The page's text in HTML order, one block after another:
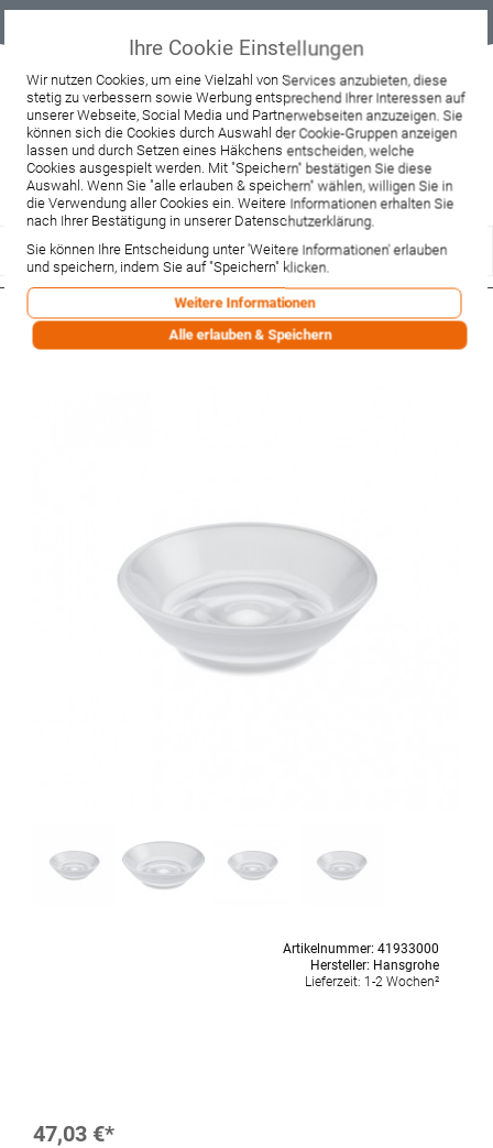
Beratung & Verkauf
+49 37467 66944
Montag - Freitag:
10:00 - 12:00 Uhr
13:00 - 16:00 Uhr
Samstag:
9:00 - 12:00 Uhr
Lieferzeitanfrage Widerruf
Hansgrohe Seifenschale Axor
Terrano (nur Glas) (41933000)
Artikelnummer: 41933000
Hersteller: Hansgrohe
Lieferzeit: 1-2 Wochen²
47,03 €
Ihre Cookie Einstellungen
Wir nutzen Cookies, um eine Vielzahl von Services anzubieten, diese
stetig zu verbessern sowie Werbung entsprechend Ihrer Interessen auf
unserer Webseite, Social Media und Partnerwebseiten anzuzeigen. Sie
können sich die Cookies durch Auswahl der Cookie-Gruppen anzeigen
lassen und durch Setzen eines Häkchens entscheiden, welche
Cookies ausgespielt werden. Mit "Speichern" bestätigen Sie diese
Auswahl. Wenn Sie "alle erlauben & speichern" wählen, willigen Sie in
die Verwendung aller Cookies ein. Weitere Informationen erhalten Sie
nach Ihrer Bestätigung in unserer Datenschutzerklärung.
Sie können Ihre Entscheidung unter 'Weitere Informationen' erlauben
und speichern, indem Sie auf "Speichern" klicken.
Weitere Informationen
Alle erlauben & Speichern